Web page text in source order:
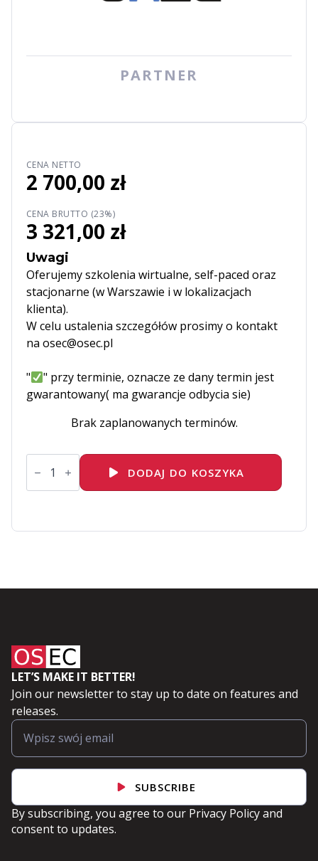
PARTNER
CENA NETTO
2 700,00 zł
CENA BRUTTO (23%)
3 321,00 zł
Uwagi
Oferujemy szkolenia wirtualne, self-paced oraz
stacjonarne (w Warszawie i w lokalizacjach
klienta).
W celu ustalenia szczegółów prosimy o kontakt
na osec@osec.pl
"
" przy terminie, oznacze ze dany termin jest
gwarantowany( ma gwarancje odbycia sie)
Brak zaplanowanych terminów.
ilość
Zarządzanie
ryzykiem
w
DODAJ DO KOSZYKA
LET’S MAKE IT BETTER!
Join our newsletter to stay up to date on features and
releases.
SUBSCRIBE
By subscribing, you agree to our Privacy Policyand
consent to updates.